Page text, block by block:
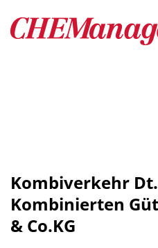
Kombiverkehr
Kombinierten
& Co.KG